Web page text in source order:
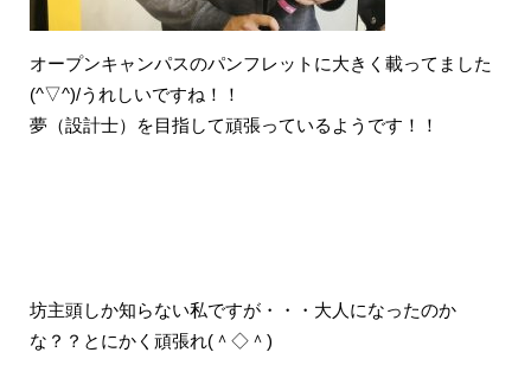
オープンキャンパスのパンフレットに大きく載ってました
(^▽^)/うれしいですね！！
夢（設計士）を目指して頑張っているようです！！
坊主頭しか知らない私ですが・・・大人になったのか
な？？とにかく頑張れ(＾◇＾)